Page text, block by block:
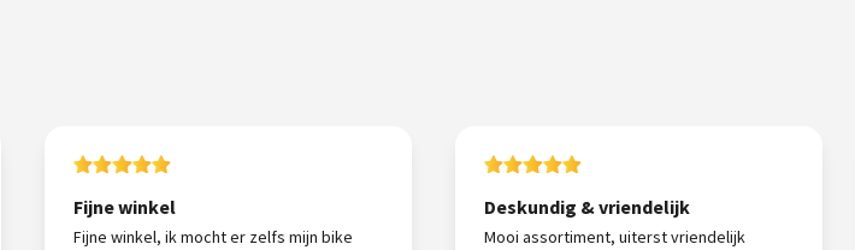
Fijne winkel
Fijne winkel, ik mocht er zelfs mijn bike
Deskundig & vriendelijk
Mooi assortiment, uiterst vriendelijk